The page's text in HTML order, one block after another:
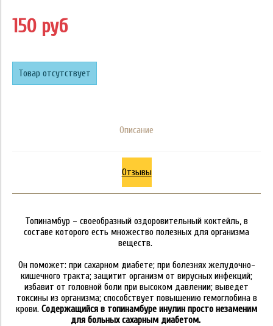
150 руб
Товар отсутствует
Описание
Отзывы
Топинамбур – своеобразный оздоровительный коктейль, в
составе которого есть множество полезных для организма
веществ.
Он поможет: при сахарном диабете; при болезнях желудочно-
кишечного тракта; защитит организм от вирусных инфекций;
избавит от головной боли при высоком давлении; выведет
токсины из организма; способствует повышению гемоглобина в
крови. Содержащийся в топинамбуре инулин просто незаменим
для больных сахарным диабетом.